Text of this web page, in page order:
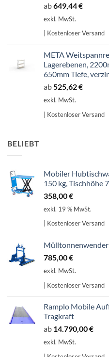
ab649,44€
exkl. MwSt.
| Kostenloser Versand
META
Lagerebenen,
650mm Tiefe,
ab525,62€
exkl. MwSt.
| Kostenloser Versand
BELIEBT
Mobiler
150 kg, Tischhöhe
358,00€
exkl. 19 % MwSt.
| Kostenloser Versand
785,00€
exkl. MwSt.
| Kostenloser Versand
Ramplo Mobile
Tragkraft
ab 14.790,00€
exkl. MwSt.